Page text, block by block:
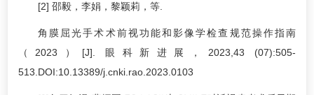
[2] 邵毅，李娟，黎颖莉，等.
角膜屈光手术术前视功能和影像学检查规范操作指南
（2023）[J]. 眼科新进展，2023,43 (07):505-
513.DOI:10.13389/j.cnki.rao.2023.0103